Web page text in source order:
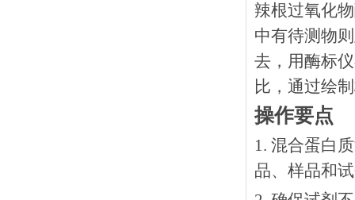
辣根过氧化
中有待测物
去，用酶标
比，通过绘
操作要点
1. 混合蛋白
品、样品和